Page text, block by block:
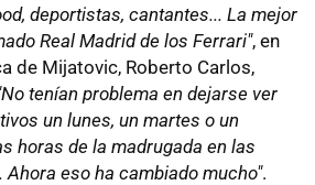
deportistas, cantantes... La mejor
Real Madrid de los Ferrari", en
de Mijatovic, Roberto Carlos,
tenían problema en dejarse ver
un lunes, un martes o un
horas de la madrugada en las
eso ha cambiado mucho".